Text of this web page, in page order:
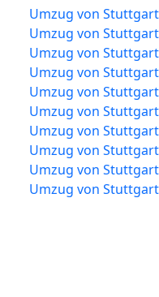
Umzug von
Umzug von
Umzug von
Umzug von
Umzug von
Umzug von
Umzug von
Umzug von
Umzug von
Umzug von